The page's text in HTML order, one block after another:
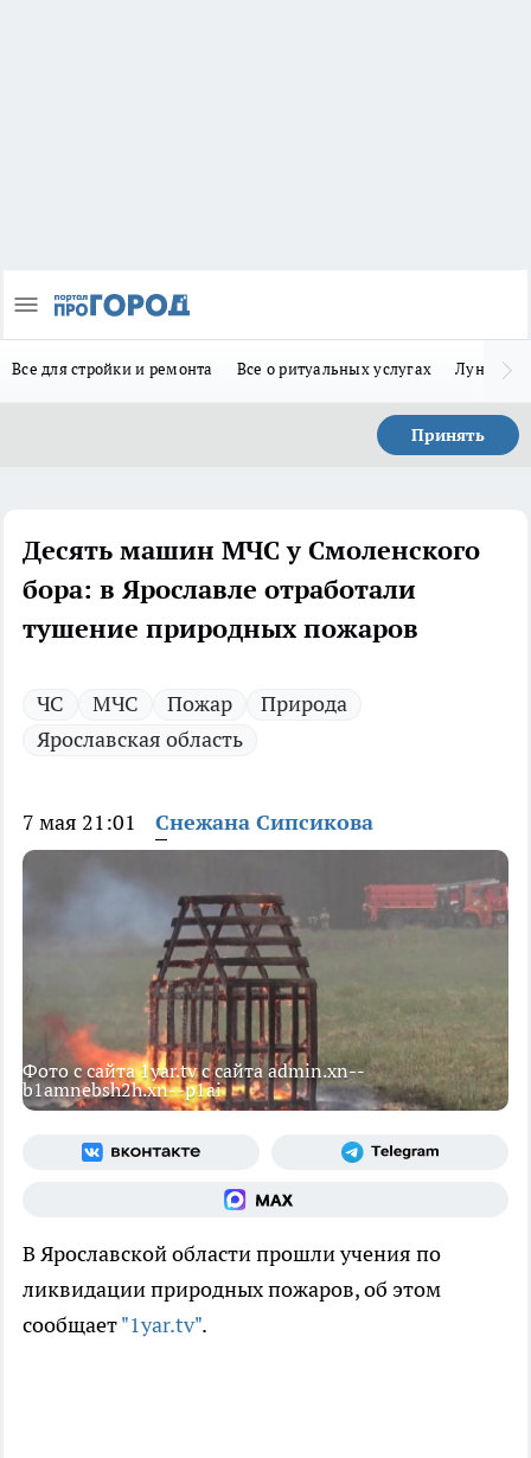
Все для стройки и ремонта Все о ритуальных услугах Лунно-
Принять
Десять машин МЧС у Смоленского
бора: в Ярославле отработали
тушение природных пожаров
ЧС МЧС Пожар
Природа
Ярославская область
7 мая 21:01 Снежана Сипсикова
Фото с сайта 1yar.tv с сайта admin.xn--
b1amnebsh2h.xn--p1ai
В Ярославской области прошли учения по
ликвидации природных пожаров, об этом
сообщает"1yar.tv".